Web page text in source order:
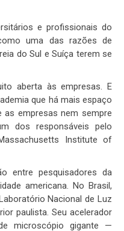
e profissionais do
uma das razões de
do Sul e Suíça terem se
aberta às empresas. E
que há mais espaço
as empresas nem sempre
dos responsáveis pelo
Institute of
entre pesquisadores da
americana. No Brasil,
Nacional de Luz
paulista. Seu acelerador
microscópio gigante —